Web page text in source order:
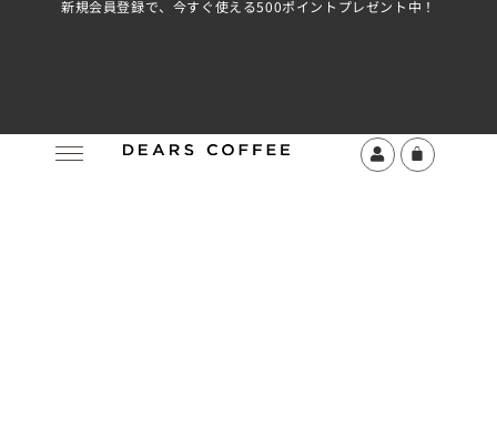
新規会員登録で、今すぐ使える500ポイントプレゼント中！